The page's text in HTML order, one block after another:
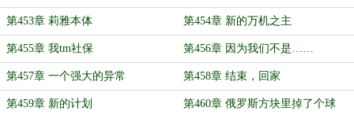
吃只会害了你！
第453章 莉雅本体 第454章 新的万机之主
第455章 我tm社保 第456章 因为我们不是……
第457章 一个强大的异常 第458章 结束，回家
第459章 新的计划 第460章 俄罗斯方块里掉了个球